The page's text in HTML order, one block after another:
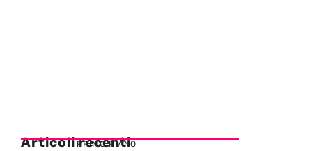
Articoli recenti
PRIMO PIANO